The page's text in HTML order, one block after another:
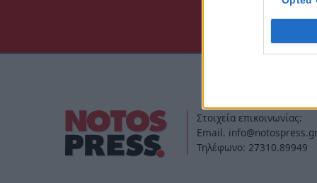
Στοιχεία επικοινωνίας:
Email. info@notospress.gr
Τηλέφωνο: 27310.89949